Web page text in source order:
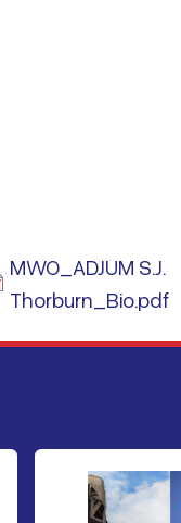
MWO_ADJUM S.J.
Thorburn_Bio.pdf